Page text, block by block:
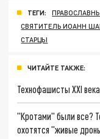
ТЕГИ:
СВЯТИТЕЛЬ ИОАНН
СТАРЦЫ
ЧИТАЙТЕ ТАКЖЕ:
Технофашисты XXI века
"Кротами" были все?
охотятся "живые